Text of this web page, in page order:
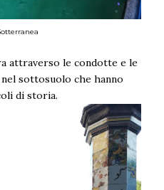
attraverso le condotte e le
sottosuolo che hanno
di storia.